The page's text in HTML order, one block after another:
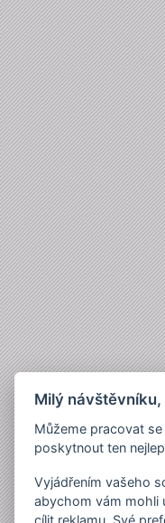
Milý
Můžeme pracovat
poskytnout ten
Vyjádřením vašeho
abychom vám mohli
cílit reklamu. Své